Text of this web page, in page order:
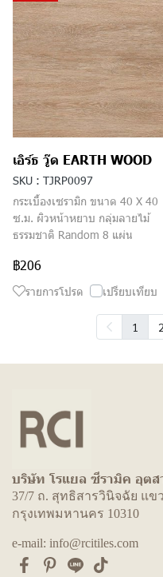
เอิร์ธ วู๊ด EARTH WOOD
SKU : TJRP0097
กระเบื้องเซรามิก ขนาด 40 X 40
ซ.ม. ผิวหน้าหยาบ กลุ่มลายไม้
ธรรมชาติ Random 8 แผ่น
฿206
รายการโปรด เปรียบเทียบ
1 2
บริษัท โรแยล ซีรามิค อุต
37/7 ถ. สุทธิสารวินิจฉัย แข
กรุงเทพมหานคร 10310
e-mail: info@rcitiles.com